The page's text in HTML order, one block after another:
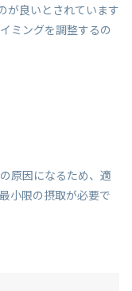
が良いとされています
ミングを調整するの
原因になるため、適
小限の摂取が必要で